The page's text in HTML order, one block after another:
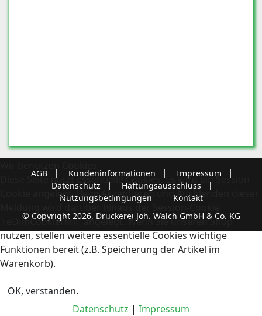
AGB Kundeninformationen
Impressum
Datenschutz
Haftungsausschluss
Nutzungsbedingungen
Kontakt
© Copyright 2026, Druckerei Joh. Walch GmbH & Co. KG
Diese Seite nutzt essentielle Cookies. Es wird ein Session-
Cookie angelegt. Beim Akzeptieren und Ausblenden dieser
Meldung wird darüber hinaus der Session-Cookie
'reDimCookieHint' angelegt. Wenn Sie unseren Shop
nutzen, stellen weitere essentielle Cookies wichtige
Funktionen bereit (z.B. Speicherung der Artikel im
Warenkorb).
OK, verstanden.
Datenschutz | Impressum